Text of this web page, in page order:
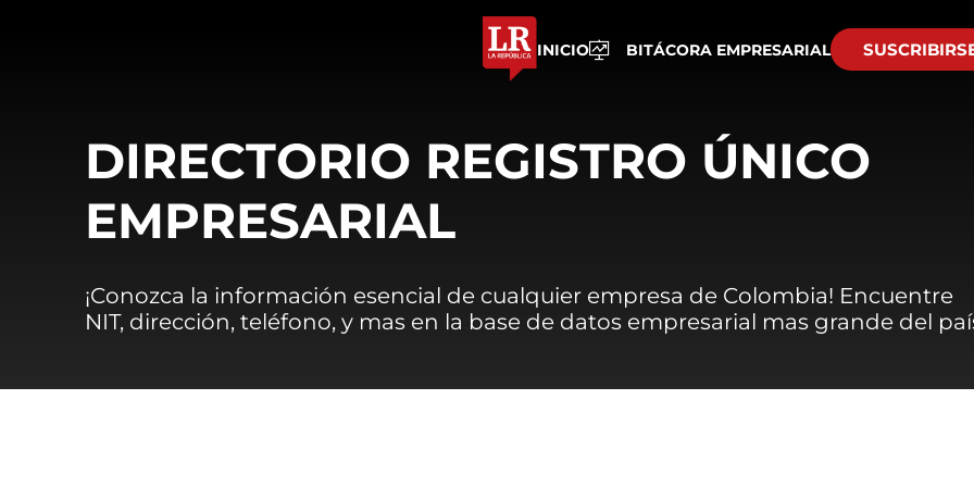
INICIO BITÁCORA EMPRESARIAL
DIRECTORIO REGISTRO ÚNICO
EMPRESARIAL
¡Conozca la información esencial de cualquier empresa de Colombia! Encuentre
NIT, dirección, teléfono, y mas en la base de datos empresarial mas grande del